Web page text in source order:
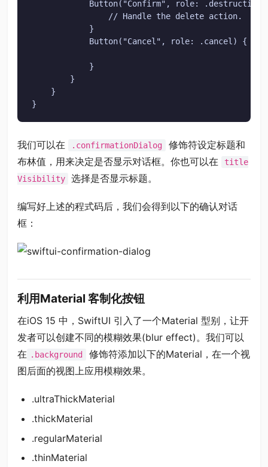
Button("Confirm", role: .destructive)
                // Handle the delete action.
            }
            Button("Cancel", role: .cancel) {
            }
        }
    }
}
我们可以在 .confirmationDialog
修饰符设定标题和
布林值，用来决定是否显示对话框。你也可以在
title
Visibility
选择是否显示标题。
编写好上述的程式码后，我们会得到以下的确认对话
框：
利用Material 客制化按钮
在iOS 15 中，SwiftUI 引入了一个Material 型别，让开
发者可以创建不同的模糊效果(blur effect)。我们可以
在 .background
修饰符添加以下的Material，在一个视
图后面的视图上应用模糊效果。
.ultraThickMaterial
.thickMaterial
.regularMaterial
.thinMaterial